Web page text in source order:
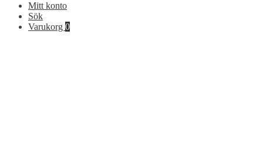
Mitt konto
Sök
Varukorg 0